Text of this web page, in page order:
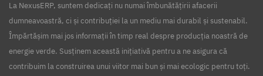
La NexusERP, suntem dedicați nu numai îmbunătățirii afacerii
dumneavoastră, ci și contribuției la un mediu mai durabil și sustenabil.
Împărtășim mai jos informații în timp real despre producția noastră de
energie verde. Susținem această inițiativă pentru a ne asigura că
contribuim la construirea unui viitor mai bun și mai ecologic pentru toți.